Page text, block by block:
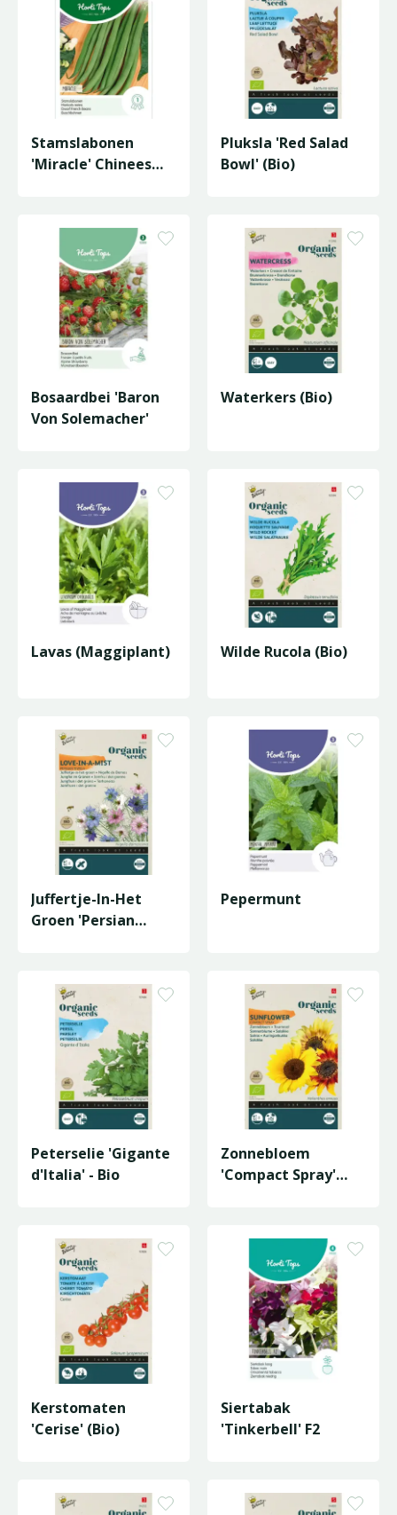
Stamslabonen
'Miracle' Chinees
Pluksla 'Red Salad
Bowl' (Bio)
Bosaardbei 'Baron
Von Solemacher'
Waterkers (Bio)
Lavas (Maggiplant) Wilde Rucola (Bio)
Juffertje-In-Het
Groen 'Persian
Pepermunt
Peterselie 'Gigante
d'Italia' - Bio
Zonnebloem
'Compact Spray'
Kerstomaten
'Cerise' (Bio)
Siertabak
'Tinkerbell' F2